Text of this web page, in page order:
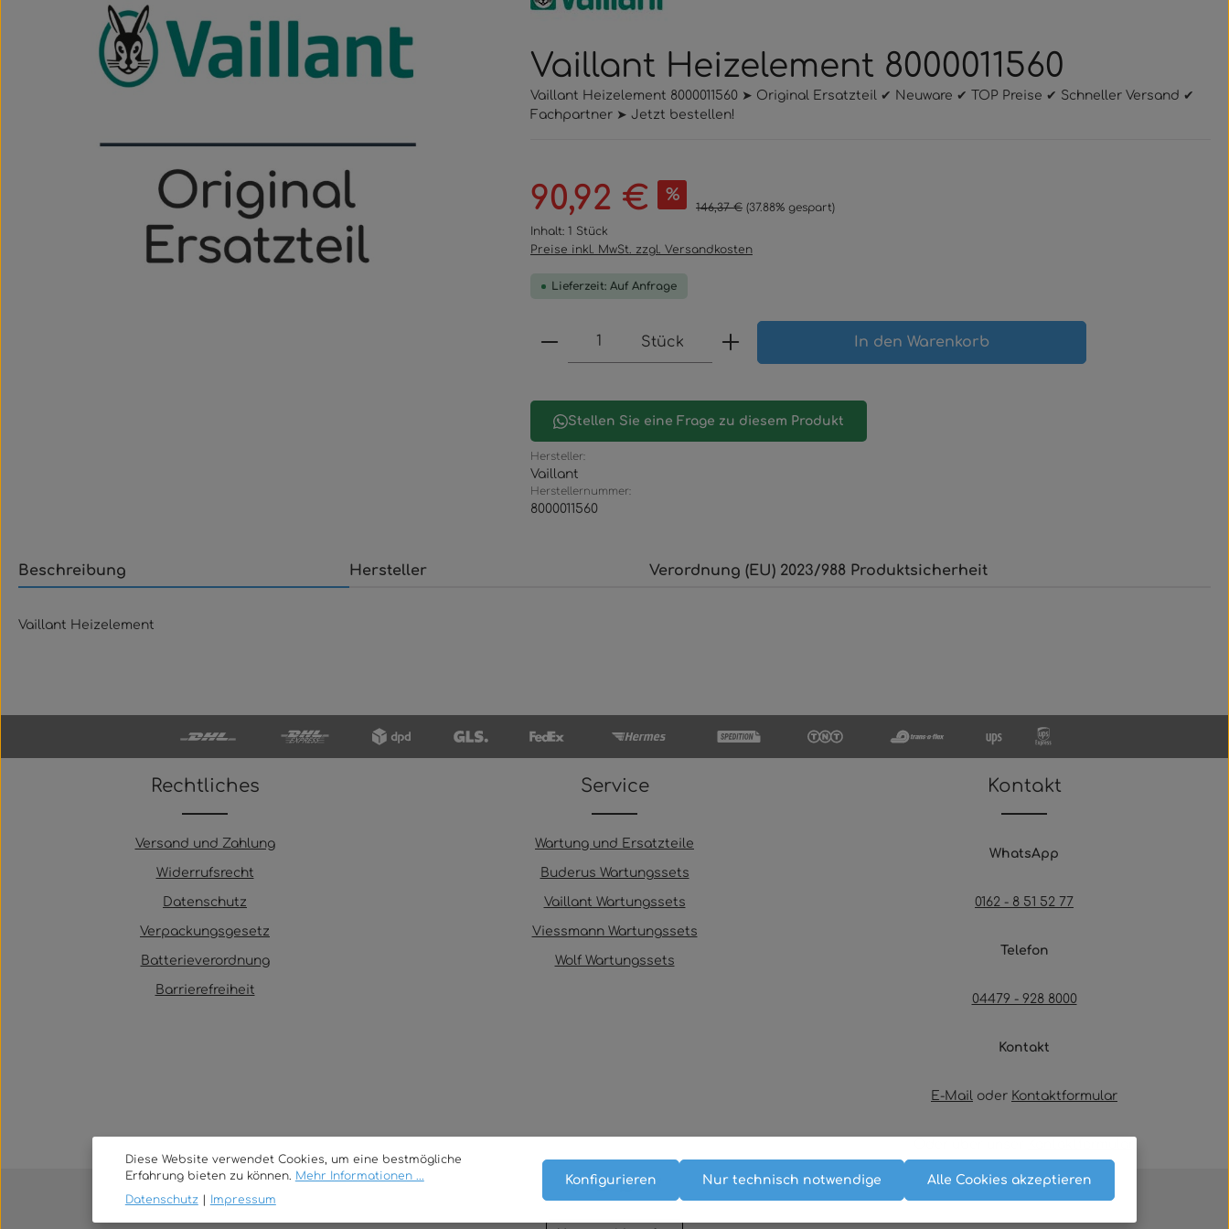
Vaillant Heizelement 8000011560
Vaillant Heizelement 8000011560 ➤ Original Ersatzteil ✔ Neuware ✔ TOP Preise ✔ Schneller Versand ✔
Fachpartner ➤ Jetzt bestellen!
Verkaufspreis:
90,92 € %
Regulärer Preis:
146,37 € (37.88% gespart)
Inhalt: 1 Stück
Preise inkl. MwSt. zzgl. Versandkosten
Lieferzeit: Auf Anfrage
Produkt Anzahl: Gib den gewünschten Wert ein oder
Stück In den Warenkorb
Stellen Sie eine Frage zu diesem Produkt
Hersteller:
Vaillant
Herstellernummer:
8000011560
Beschreibung Hersteller Verordnung (EU) 2023/988 Produktsicherheit
Vaillant Heizelement
Rechtliches
Versand und Zahlung
Widerrufsrecht
Datenschutz
Verpackungsgesetz
Batterieverordnung
Barrierefreiheit
Service
Wartung und Ersatzteile
Buderus Wartungssets
Vaillant Wartungssets
Viessmann Wartungssets
Wolf Wartungssets
Kontakt
WhatsApp
0162 - 8 51 52 77
Telefon
04479 - 928 8000
Kontakt
E-Mail oder Kontaktformular
Diese Website verwendet Cookies, um eine bestmögliche
Erfahrung bieten zu können. Mehr Informationen ...
Datenschutz
Impressum
Nur technisch notwendige
Konfigurieren Alle Cookies akzeptieren